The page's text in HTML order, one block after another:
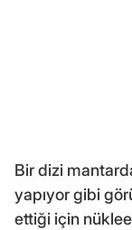
Bir dizi
yapıyor gibi
ettiği için